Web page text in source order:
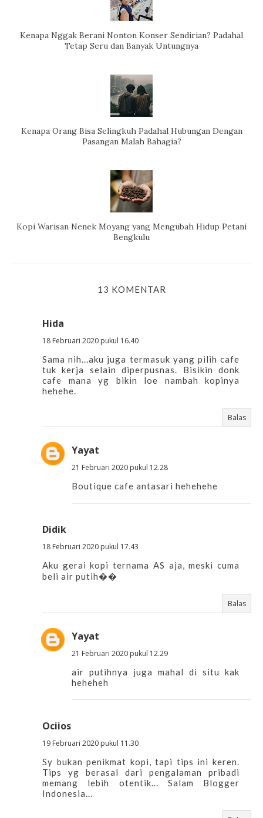
Kenapa Nggak Berani Nonton Konser Sendirian? Padahal
Tetap Seru dan Banyak Untungnya
Kenapa Orang Bisa Selingkuh Padahal Hubungan Dengan
Pasangan Malah Bahagia?
Kopi Warisan Nenek Moyang yang Mengubah Hidup Petani
Bengkulu
13 KOMENTAR
Hida
18 Februari 2020 pukul 16.40
Sama nih...aku juga termasuk yang pilih cafe
tuk kerja selain diperpusnas. Bisikin donk
cafe mana yg bikin loe nambah kopinya
hehehe.
Balas
Yayat
21 Februari 2020 pukul 12.28
Boutique cafe antasari hehehehe
Didik
18 Februari 2020 pukul 17.43
Aku gerai kopi ternama AS aja, meski cuma
beli air putih��
Balas
Yayat
21 Februari 2020 pukul 12.29
air putihnya juga mahal di situ kak
heheheh
Ociios
19 Februari 2020 pukul 11.30
Sy bukan penikmat kopi, tapi tips ini keren.
Tips yg berasal dari pengalaman pribadi
memang lebih otentik... Salam Blogger
Indonesia...